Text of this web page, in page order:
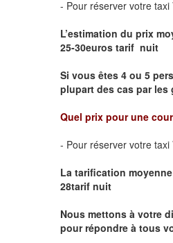
- Pour réserver votre
L’estimation du prix
25-30euros tarif nuit
Si vous êtes 4 ou 5
plupart des cas par les
Quel prix pour une
- Pour réserver votre
La tarification
28tarif nuit
Nous mettons à votre
pour répondre à tous